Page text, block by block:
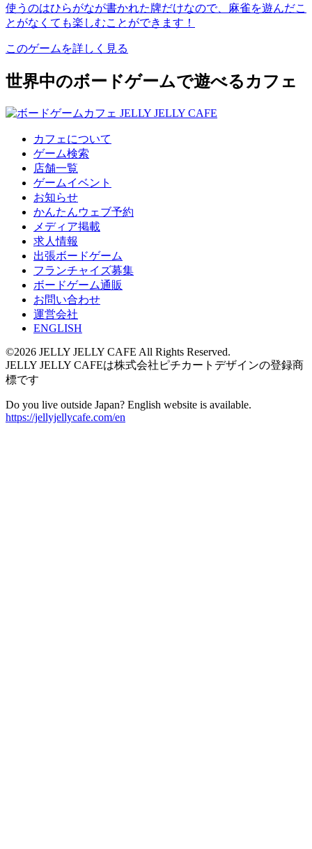
使うのはひらがなが書かれた牌だけなので、麻雀を遊んだこ
とがなくても楽しむことができます！
このゲームを詳しく見る
世界中のボードゲームで遊べるカフェ
カフェについて
ゲーム検索
店舗一覧
ゲームイベント
お知らせ
かんたんウェブ予約
メディア掲載
求人情報
出張ボードゲーム
フランチャイズ募集
ボードゲーム通販
お問い合わせ
運営会社
ENGLISH
©2026 JELLY JELLY CAFE All Rights Reserved.
JELLY JELLY CAFEは株式会社ピチカートデザインの登録商
標です
Do you live outside Japan? English website is available.
https://jellyjellycafe.com/en